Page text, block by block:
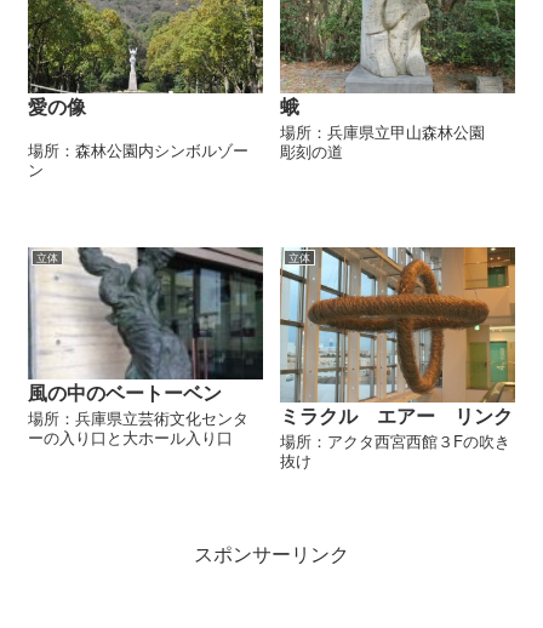
愛の像
場所：森林公園内シンボルゾー
ン
蛾
場所：兵庫県立甲山森林公園
彫刻の道
立体
風の中のベートーベン
場所：兵庫県立芸術文化センタ
ーの入り口と大ホール入り口
立体
ミラクル エアー リンク
場所：アクタ西宮西館３Fの吹き
抜け
スポンサーリンク